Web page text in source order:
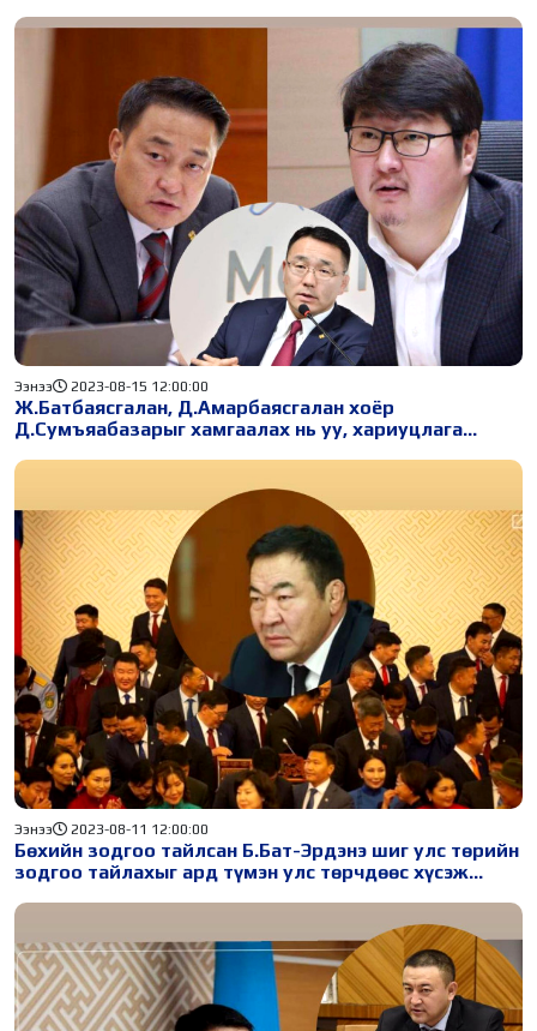
Ж.Батбаясгалан, Д.Aмарбаясгалан хоёр
Д.Сумъяабазарыг хамгаалах нь уу, хариуцлага
Ээнээ 2023-08-15 12:00:00
Бөхийн зодгоо тайлсан Б.Бат-Эрдэнэ шиг улс төрийн
зодгоо тайлахыг ард түмэн улс төрчдөөс хүсэж
Ээнээ 2023-08-11 12:00:00